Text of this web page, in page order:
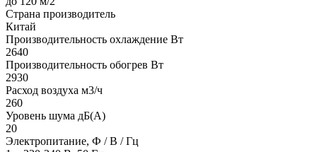
Страна производитель
Китай
Производительность охлаждение Вт
2640
Производительность обогрев Вт
2930
Расход воздуха м3/ч
260
Уровень шума дБ(А)
20
Электропитание, Ф / В / Гц